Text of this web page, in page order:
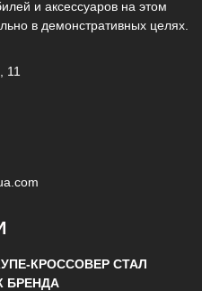
и аксессуаров на этом
в демонстративных целях.
11
КРОССОВЕР СТАЛ
БРЕНДА